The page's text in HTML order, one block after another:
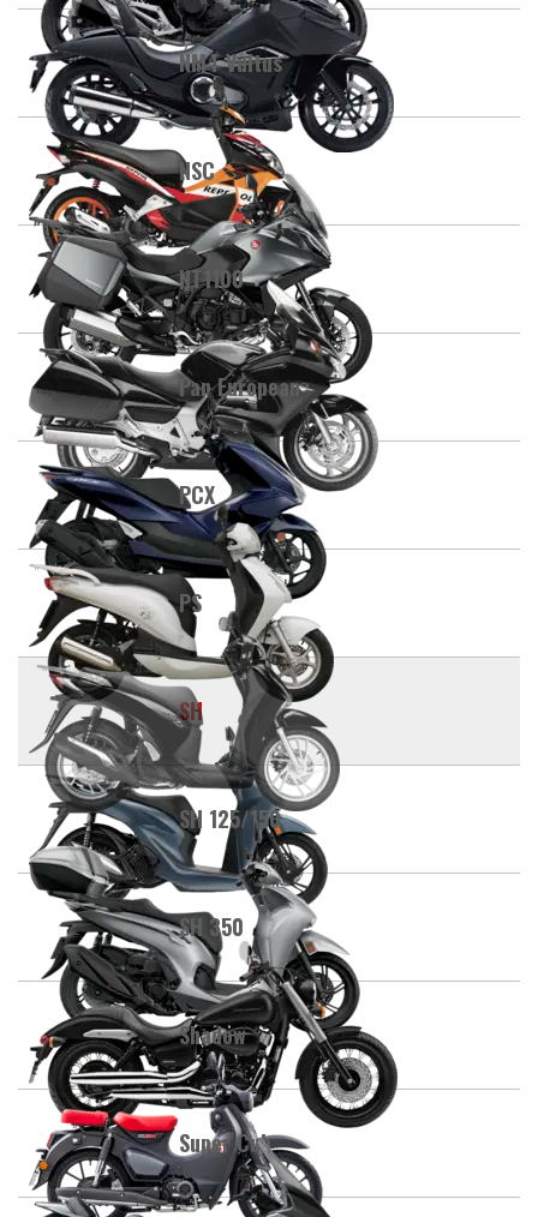
NM4 Vultus
NSC
NT1100
Pan European
PCX
PS
SH
SH 125/150
SH 350
Shadow
Super Cub